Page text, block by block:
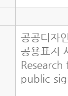
공공디자
공용표지
public-